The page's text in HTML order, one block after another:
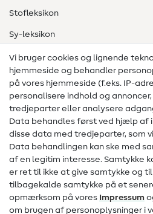
Stofleksikon
Sy-leksikon
Syvejledninger
Hjælp & kontakt
Kontakt
Information om ændring af
FAQ
Fortrydelsesret
Populært
Vi bruger cookies og lignende
hjemmeside og behandler
på vores hjemmeside (f.eks. IP-
personalisere indhold og
tredjeparter eller analysere
Data behandles først ved hjælp af
disse data med tredjeparter, som
Data behandlingen kan ske med
af en legitim interesse. Samtykke
er ret til ikke at give samtykke og
tilbagekalde samtykke på et
opmærksom på vores Impressum
om brugen af personoplysninger i